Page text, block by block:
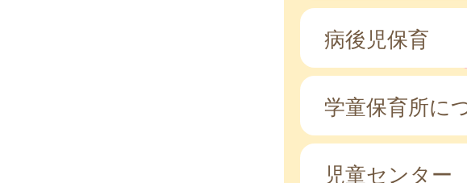
病後児保育
学童保育所に
児童センター